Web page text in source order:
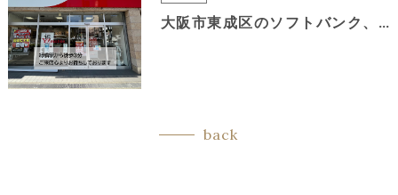
大阪市東成区のソフトバンク、ワイモバイル緑橋の定休日について
back